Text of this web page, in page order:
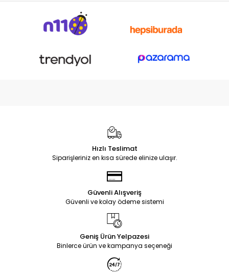
Hızlı Teslimat
Siparişleriniz en kısa sürede elinize ulaşır.
Güvenli Alışveriş
Güvenli ve kolay ödeme sistemi
Geniş Ürün Yelpazesi
Binlerce ürün ve kampanya seçeneği